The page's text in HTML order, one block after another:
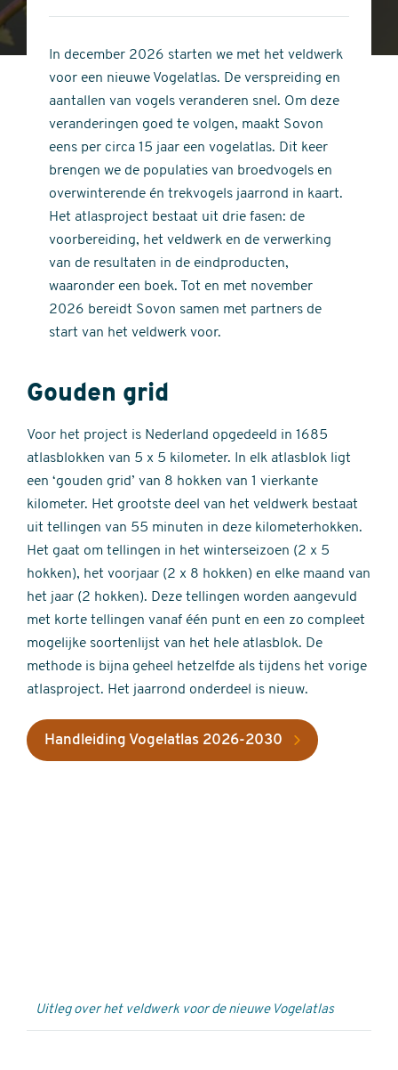
stars
of
stars
In december 2026 starten we met het veldwerk
voor een nieuwe Vogelatlas. De verspreiding en
aantallen van vogels veranderen snel. Om deze
veranderingen goed te volgen, maakt Sovon
eens per circa 15 jaar een vogelatlas. Dit keer
brengen we de populaties van broedvogels en
overwinterende én trekvogels jaarrond in kaart.
Het atlasproject bestaat uit drie fasen: de
voorbereiding, het veldwerk en de verwerking
van de resultaten in de eindproducten,
waaronder een boek. Tot en met november
2026 bereidt Sovon samen met partners de
start van het veldwerk voor.
Gouden grid
Voor het project is Nederland opgedeeld in 1685
atlasblokken van 5 x 5 kilometer. In elk atlasblok ligt
een ‘gouden grid’ van 8 hokken van 1 vierkante
kilometer. Het grootste deel van het veldwerk bestaat
uit tellingen van 55 minuten in deze kilometerhokken.
Het gaat om tellingen in het winterseizoen (2 x 5
hokken), het voorjaar (2 x 8 hokken) en elke maand van
het jaar (2 hokken). Deze tellingen worden aangevuld
met korte tellingen vanaf één punt en een zo compleet
mogelijke soortenlijst van het hele atlasblok. De
methode is bijna geheel hetzelfde als tijdens het vorige
atlasproject. Het jaarrond onderdeel is nieuw.
Handleiding Vogelatlas 2026-2030
Uitleg over het veldwerk voor de nieuwe Vogelatlas